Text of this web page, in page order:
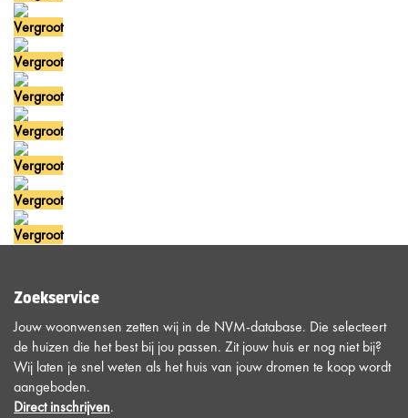
Vergroot
Vergroot
Vergroot
Vergroot
Vergroot
Vergroot
Vergroot
Zoekservice
Jouw woonwensen zetten wij in de NVM-database. Die selecteert
de huizen die het best bij jou passen. Zit jouw huis er nog niet bij?
Wij laten je snel weten als het huis van jouw dromen te koop wordt
aangeboden.
Direct inschrijven.